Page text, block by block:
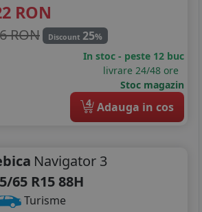
RON
RON Discount 25%
In stoc - peste 12 buc
livrare 24/48 ore
Stoc magazin
4 Adauga in cos
Navigator 3
65 R15 88H
Turisme